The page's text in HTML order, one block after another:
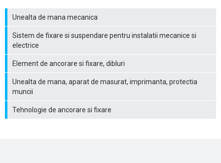
Unealta de mana mecanica
Sistem de fixare si suspendare pentru instalatii mecanice si
electrice
Element de ancorare si fixare, dibluri
Unealta de mana, aparat de masurat, imprimanta, protectia
muncii
Tehnologie de ancorare si fixare